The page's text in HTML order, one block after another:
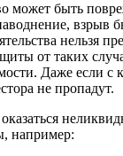
может быть
взрыв
нельзя
от таких
Даже если с
не пропадут.
например: